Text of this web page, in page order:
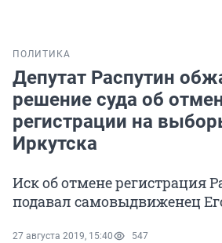
ПОЛИТИКА
Депутат Распутин
решение суда об
регистрации на
Иркутска
Иск об отмене регистрация
подавал самовыдвиженец
27 августа 2019, 15:40 547